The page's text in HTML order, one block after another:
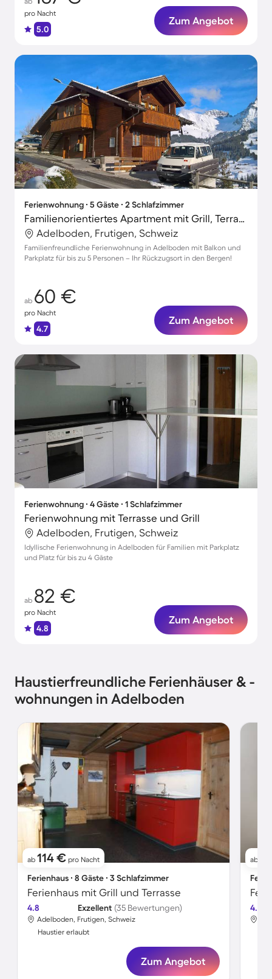
pro Nacht
5.0
Zum Angebot
Ferienwohnung ∙ 5 Gäste ∙ 2 Schlafzimmer
Familienorientiertes Apartment mit Grill, Terrasse und Garten | Skifahren in der Nähe
Adelboden, Frutigen, Schweiz
Familienfreundliche Ferienwohnung in Adelboden mit Balkon und
Parkplatz für bis zu 5 Personen – Ihr Rückzugsort in den Bergen!
ab 60 €
pro Nacht
4.7
Zum Angebot
Ferienwohnung ∙ 4 Gäste ∙ 1 Schlafzimmer
Ferienwohnung mit Terrasse und Grill
Adelboden, Frutigen, Schweiz
Idyllische Ferienwohnung in Adelboden für Familien mit Parkplatz
und Platz für bis zu 4 Gäste
ab 82 €
pro Nacht
4.8
Zum Angebot
Haustierfreundliche Ferienhäuser & -
wohnungen in Adelboden
ab 114 € pro Nacht
Ferienhaus ∙ 8 Gäste ∙ 3 Schlafzimmer
Ferienhaus mit Grill und Terrasse
4.8 Exzellent (35 Bewertungen)
Adelboden, Frutigen, Schweiz
Haustier erlaubt
Zum Angebot
ab
4.8